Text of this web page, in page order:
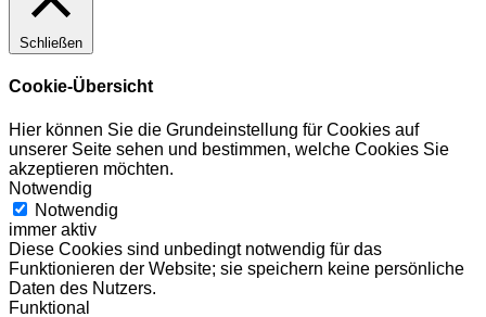
Schließen
Cookie-Übersicht
Hier können Sie die Grundeinstellung für Cookies auf
unserer Seite sehen und bestimmen, welche Cookies Sie
akzeptieren möchten.
Notwendig
Notwendig
immer aktiv
Diese Cookies sind unbedingt notwendig für das
Funktionieren der Website; sie speichern keine persönliche
Daten des Nutzers.
Funktional